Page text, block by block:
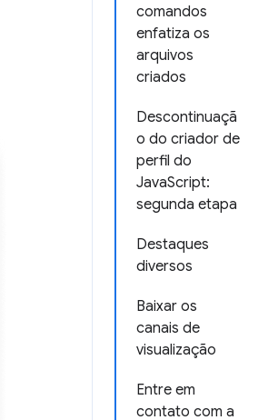
comandos
enfatiza os
arquivos
criados
Descontinuaçã
o do criador de
perfil do
JavaScript:
segunda etapa
Destaques
diversos
Baixar os
canais de
visualização
Entre em
contato com a